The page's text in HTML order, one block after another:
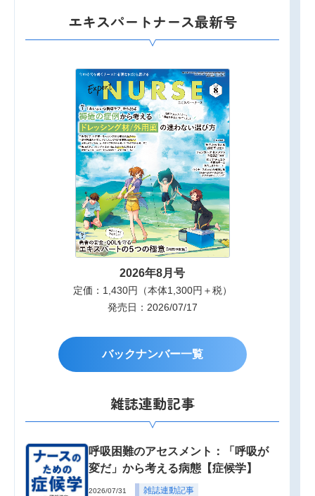
エキスパートナース最新号
2026年8月号
定価：1,430円（本体1,300円＋税）
発売日：2026/07/17
バックナンバー一覧
雑誌連動記事
呼吸困難のアセスメント：「呼吸が
変だ」から考える病態【症候学】
2026/07/31 雑誌連動記事